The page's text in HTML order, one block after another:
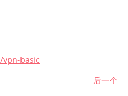
basic
后一个